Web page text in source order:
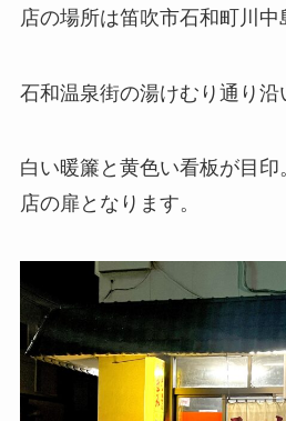
店の場所は笛吹市石和町川中
石和温泉街の湯けむり通り沿
白い暖簾と黄色い看板が目印
店の扉となります。